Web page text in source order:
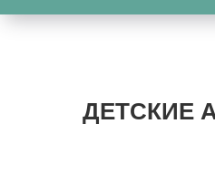
ДЕТСКИЕ